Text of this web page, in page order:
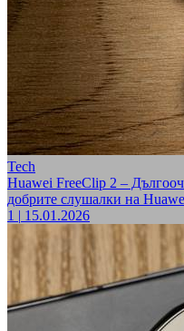
Tech
Huawei FreeClip 2 –
добрите слушалки на
1 | 15.01.2026